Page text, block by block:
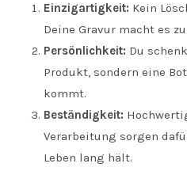
Einzigartigkeit: Kein
Deine Gravur macht es
Persönlichkeit: Du
Produkt, sondern eine
kommt.
Beständigkeit:
Verarbeitung sorgen
Leben lang hält.